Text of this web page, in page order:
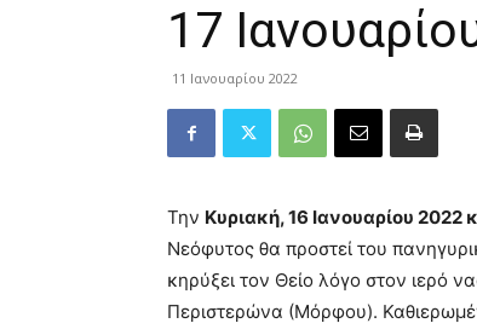
17
11 Ιανουαρίου 2022
Την Κυριακή, 16 Ιανουαρίου 2022
Νεόφυτος θα προστεί του
κηρύξει τον Θείο λόγο στον ιερό
Περιστερώνα (Μόρφου).